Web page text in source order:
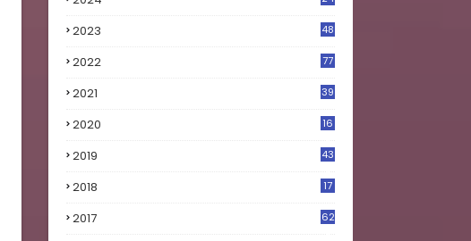
2023
48
2022 77
2021 39
2020
16
2019
43
2018
17
2017
62